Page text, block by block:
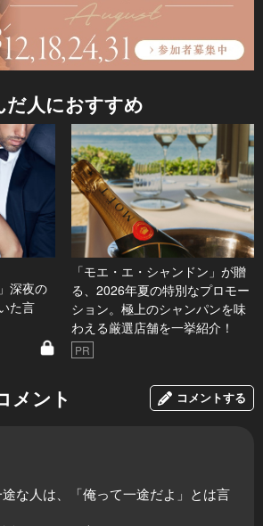
だ人におすすめ
深夜の
た言
「モエ・エ・シャンドン」が贈
る、2026年夏の特別なプロモー
ション。極上のシャンパンを味
わえる厳選店舗を一挙紹介！
PR
メント コメントする
な人は、「俺って一途だよ」とは言